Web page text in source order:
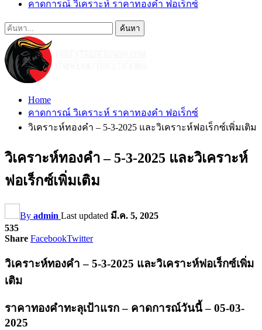
คาดการณ์ วิเคราะห์ ราคาทองคำ ฟอเร็กซ์
Home
คาดการณ์ วิเคราะห์ ราคาทองคำ ฟอเร็กซ์
วิเคราะห์ทองคำ – 5-3-2025 และวิเคราะห์ฟอเร็กซ์เพิ่มเติม
วิเคราะห์ทองคำ – 5-3-2025 และวิเคราะห์
ฟอเร็กซ์เพิ่มเติม
By admin Last updated มี.ค. 5, 2025
535
Share FacebookTwitter
วิเคราะห์ทองคำ – 5-3-2025 และวิเคราะห์ฟอเร็กซ์เพิ่ม
เติม
ราคาทองคำทะลุเป้าแรก – คาดการณ์วันนี้ – 05-03-
2025